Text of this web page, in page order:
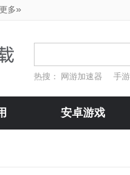
更多»
热搜： 网游加速器 手
安卓游戏